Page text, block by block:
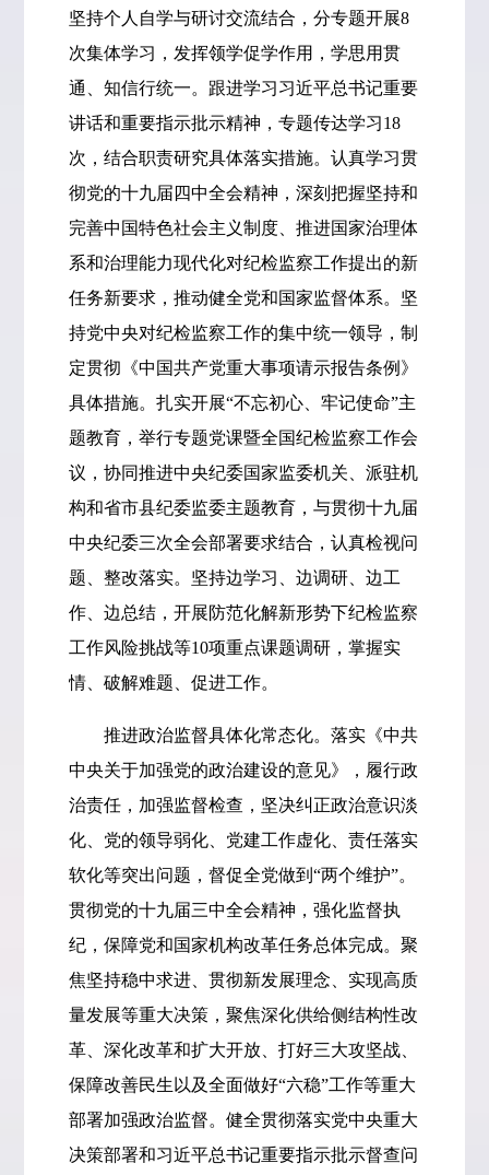
坚持个人自学与研讨交流结合，分专题开展8
次集体学习，发挥领学促学作用，学思用贯
通、知信行统一。跟进学习习近平总书记重要
讲话和重要指示批示精神，专题传达学习18
次，结合职责研究具体落实措施。认真学习贯
彻党的十九届四中全会精神，深刻把握坚持和
完善中国特色社会主义制度、推进国家治理体
系和治理能力现代化对纪检监察工作提出的新
任务新要求，推动健全党和国家监督体系。坚
持党中央对纪检监察工作的集中统一领导，制
定贯彻《中国共产党重大事项请示报告条例》
具体措施。扎实开展“不忘初心、牢记使命”主
题教育，举行专题党课暨全国纪检监察工作会
议，协同推进中央纪委国家监委机关、派驻机
构和省市县纪委监委主题教育，与贯彻十九届
中央纪委三次全会部署要求结合，认真检视问
题、整改落实。坚持边学习、边调研、边工
作、边总结，开展防范化解新形势下纪检监察
工作风险挑战等10项重点课题调研，掌握实
情、破解难题、促进工作。
推进政治监督具体化常态化。落实《中共
中央关于加强党的政治建设的意见》，履行政
治责任，加强监督检查，坚决纠正政治意识淡
化、党的领导弱化、党建工作虚化、责任落实
软化等突出问题，督促全党做到“两个维护”。
贯彻党的十九届三中全会精神，强化监督执
纪，保障党和国家机构改革任务总体完成。聚
焦坚持稳中求进、贯彻新发展理念、实现高质
量发展等重大决策，聚焦深化供给侧结构性改
革、深化改革和扩大开放、打好三大攻坚战、
保障改善民生以及全面做好“六稳”工作等重大
部署加强政治监督。健全贯彻落实党中央重大
决策部署和习近平总书记重要指示批示督查问